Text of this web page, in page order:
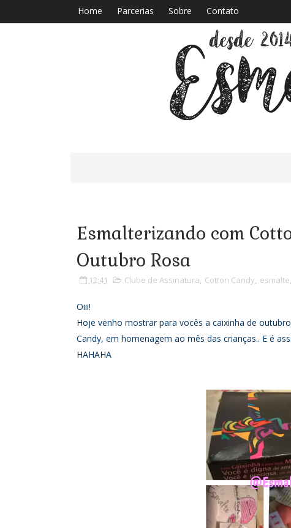
Home Parcerias Sobre Contato
Esmalterizando com
Outubro Rosa
12:41 Clube de Assinatura, Cotton Candy, esmalte,
Oiii!
Hoje venho mostrar para vocês a caixinha de
Candy, em homenagem ao mês das crianças.. E é
HAHAHA